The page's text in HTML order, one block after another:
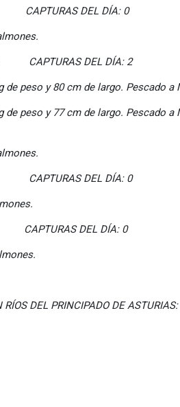
CAPTURAS DEL DÍA: 0
CAPTURAS DEL DÍA: 2
de peso y 80 cm de largo. Pescado a
de peso y 77 cm de largo. Pescado
DEL DÍA: 0
DEL DÍA: 0
RÍOS DEL PRINCIPADO DE